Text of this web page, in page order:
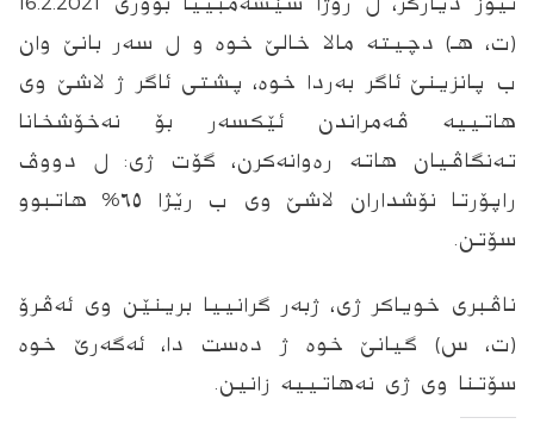
(ت، هـ) دچیتە مالا خالێ خوه‌ و ل سەر بانێ وان
ب پانزینێ ئاگر بەردا خوه‌، پشتی ئاگر ژ لاشێ وی
هاتییە ڤەمراندن ئێکسەر بۆ نەخۆشخانا
تەنگاڤیان هاتە ره‌وانەکرن، گۆت ژی: ل دووڤ
راپۆرتا نۆشداران لاشێ وی ب رێژا ٦٥٪ هاتبوو
سۆتن.
ناڤبری خویاکر ژی، ژبەر گرانییا برینێن وی ئەڤرۆ
(ت، س) گیانێ خوه‌ ژ دەست دا، ئەگەرێ خوە
سۆتنا وی ژی نەهاتییە زانین.